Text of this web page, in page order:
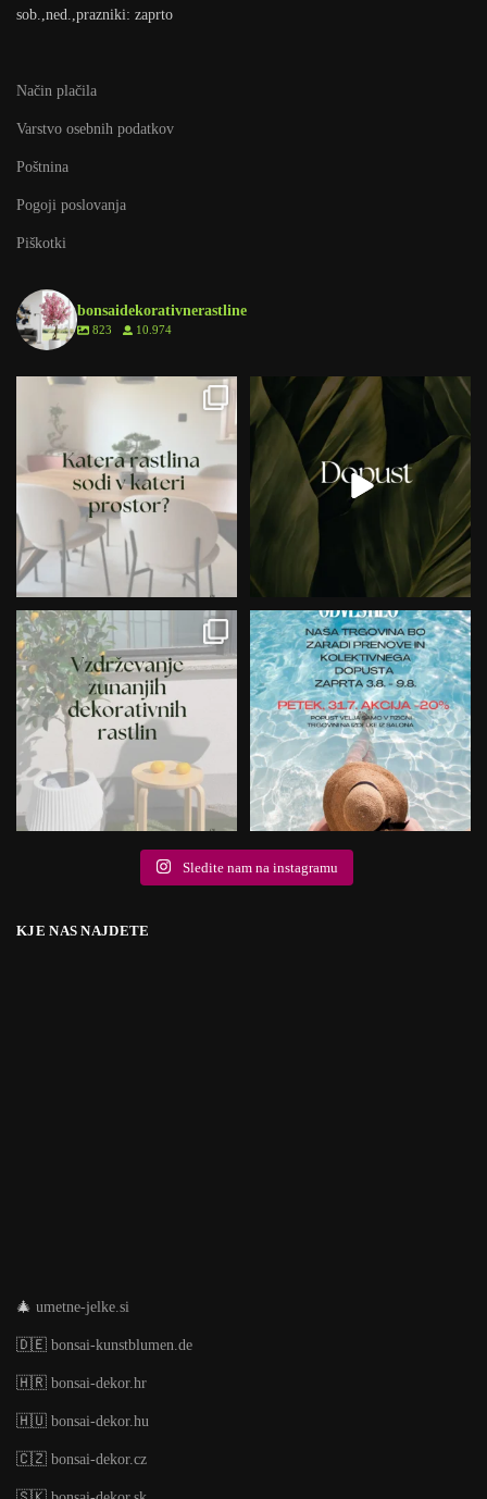
sob.,ned.,prazniki: zaprto
Način plačila
Varstvo osebnih podatkov
Poštnina
Pogoji poslovanja
Piškotki
bonsaidekorativnerastline
823 10.974
Sledite nam na instagramu
KJE NAS NAJDETE
🎄 umetne-jelke.si
🇩🇪 bonsai-kunstblumen.de
🇭🇷 bonsai-dekor.hr
🇭🇺 bonsai-dekor.hu
🇨🇿 bonsai-dekor.cz